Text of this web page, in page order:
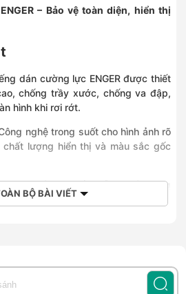
– Bảo vệ toàn diện, hiển thị
dán cường lực ENGER được thiết
chống trầy xước, chống va đập,
hình khi rơi rớt.
nghệ trong suốt cho hình ảnh rõ
chất lượng hiển thị và màu sắc gốc
: Độ mỏng chuẩn, hỗ trợ cảm ứng
trải nghiệm vuốt chạm.
BỘ BÀI VIẾT